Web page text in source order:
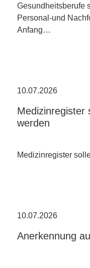
Gesundheitsberufe
Personal-und
Anfang…
10.07.2026
Medizinregister
werden
Medizinregister
10.07.2026
Anerkennung